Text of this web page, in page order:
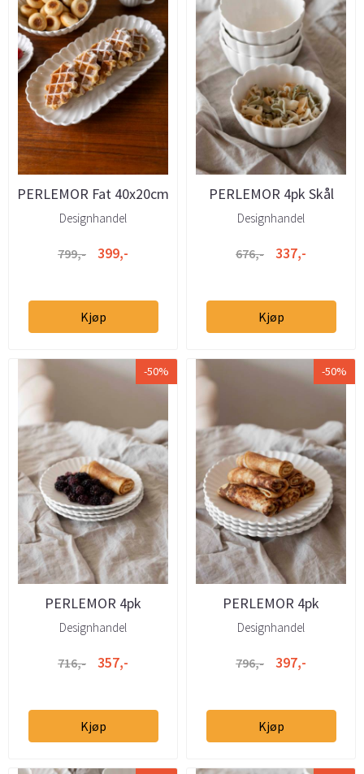
PERLEMOR Fat 40x20cm
Designhandel
799,- 399,-
Kjøp
PERLEMOR 4pk Skål
13,5cm hvit
Designhandel
676,- 337,-
Kjøp
-50%
PERLEMOR 4pk
Tallerken 20cm hvit
Designhandel
716,- 357,-
Kjøp
-50%
PERLEMOR 4pk
Tallerken 25cm hvit
Designhandel
796,- 397,-
Kjøp